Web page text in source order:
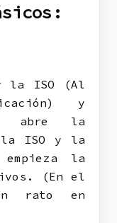
la ISO (Al
y
abre la
la ISO y la
la
(En el
rato en